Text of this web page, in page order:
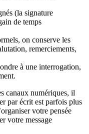
(la signature
de temps
on conserve les
remerciements,
à une interrogation,
canaux numériques, il
par écrit est parfois plus
votre pensée
votre message